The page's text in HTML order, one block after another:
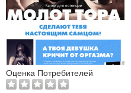
Оценка Потребителей